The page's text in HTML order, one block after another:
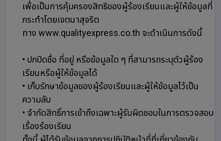
เพื่อเป็นการคุ้มครองสิทธิของผู้ร้องเรียนและผู้ให้ข้อมูลที่
กระทำโดยเจตนาสุจริต
ทาง www.qualityexpress.co.th จะดำเนินการดังนี้
• ปกปิดชื่อ ที่อยู่ หรือข้อมูลใด ๆ ที่สามารถระบุตัวผู้ร้อง
เรียนหรือผู้ให้ข้อมูลได้
• เก็บรักษาข้อมูลของผู้ร้องเรียนและผู้ให้ข้อมูลไว้เป็น
ความลับ
• จำกัดสิทธิ์การเข้าถึงเฉพาะผู้รับผิดชอบในการตรวจสอบ
เรื่องร้องเรียน